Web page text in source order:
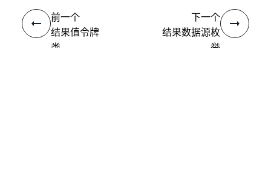
前一个
结果值令牌
类
下一个
结果数据源枚
举